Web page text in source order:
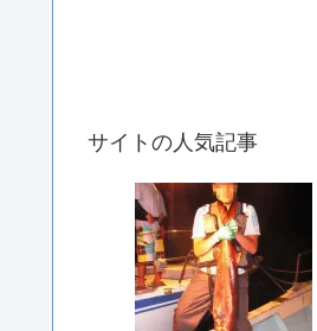
サイトの人気記事